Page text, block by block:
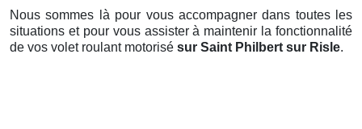
Nous sommes là pour vous accompagner dans toutes les
situations et pour vous assister à maintenir la fonctionnalité
de vos volet roulant motorisé sur Saint Philbert sur Risle.